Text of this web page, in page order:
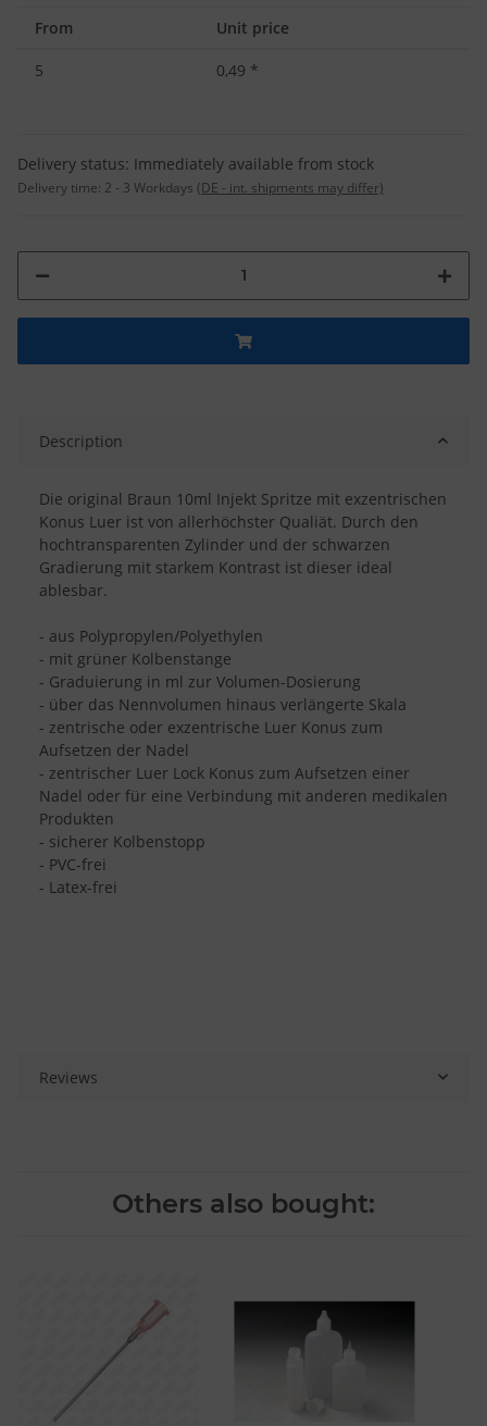
From Unit price
5 0,49 *
Delivery status: Immediately available from stock
Delivery time: 2 - 3 Workdays (DE - int. shipments may differ)
Description
Die original Braun 10ml Injekt Spritze mit exzentrischen
Konus Luer ist von allerhöchster Qualiät. Durch den
hochtransparenten Zylinder und der schwarzen
Gradierung mit starkem Kontrast ist dieser ideal
ablesbar.
- aus Polypropylen/Polyethylen
- mit grüner Kolbenstange
- Graduierung in ml zur Volumen-Dosierung
- über das Nennvolumen hinaus verlängerte Skala
- zentrische oder exzentrische Luer Konus zum
Aufsetzen der Nadel
- zentrischer Luer Lock Konus zum Aufsetzen einer
Nadel oder für eine Verbindung mit anderen medikalen
Produkten
- sicherer Kolbenstopp
- PVC-frei
- Latex-frei
Reviews
Others also bought: